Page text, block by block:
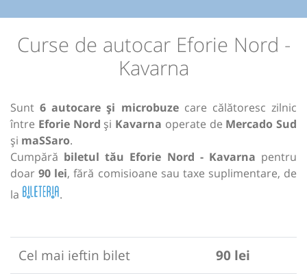
Curse de autocar Eforie Nord -
Kavarna
Sunt6 autocare și microbuzecare călătoresc zilnic
între Eforie Nord și Kavarna operate de Mercado Sud
și maSSaro.
Cumpără biletul tău Eforie Nord - Kavarna pentru
doar90 lei, fără comisioane sau taxe suplimentare, de
la
.
Cel mai ieftin bilet
90 lei